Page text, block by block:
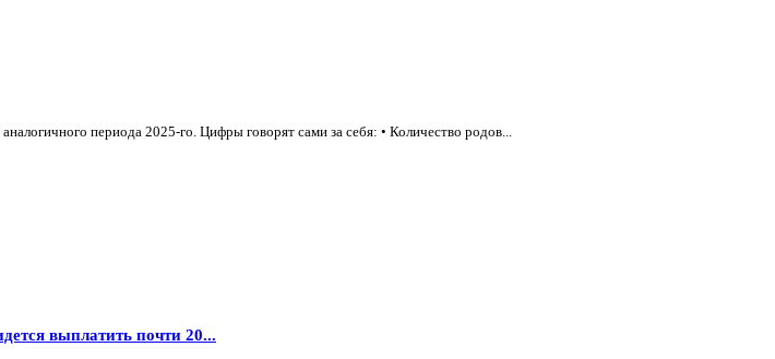
периода 2025-го. Цифры говорят сами за себя: • Количество родов...
выплатить почти 20...